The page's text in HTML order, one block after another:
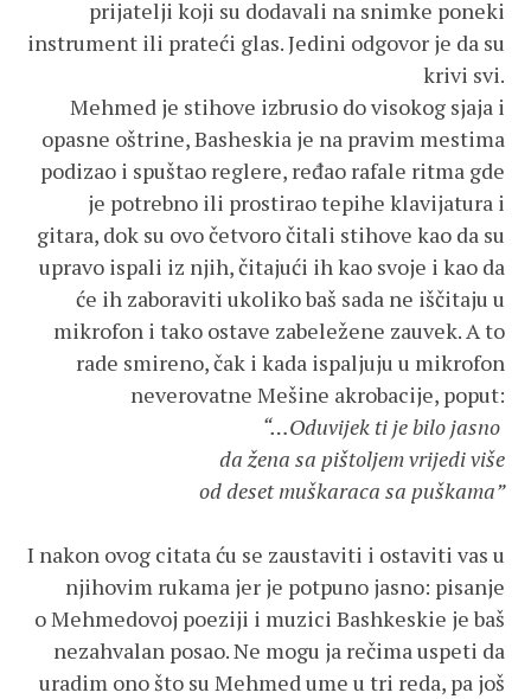
prijatelji koji su dodavali na snimke poneki
instrument ili prateći glas. Jedini odgovor je da su
krivi svi.
Mehmed je stihove izbrusio do visokog sjaja i
opasne oštrine, Basheskia je na pravim mestima
podizao i spuštao reglere, ređao rafale ritma gde
je potrebno ili prostirao tepihe klavijatura i
gitara, dok su ovo četvoro čitali stihove kao da su
upravo ispali iz njih, čitajući ih kao svoje i kao da
će ih zaboraviti ukoliko baš sada ne iščitaju u
mikrofon i tako ostave zabeležene zauvek. A to
rade smireno, čak i kada ispaljuju u mikrofon
neverovatne Mešine akrobacije, poput:
“…Oduvijek ti je bilo jasno
da žena sa pištoljem vrijedi više
od deset muškaraca sa puškama”
I nakon ovog citata ću se zaustaviti i ostaviti vas u
njihovim rukama jer je potpuno jasno: pisanje
o Mehmedovoj poeziji i muzici Bashkeskie je baš
nezahvalan posao. Ne mogu ja rečima uspeti da
uradim ono što su Mehmed ume u tri reda, pa još